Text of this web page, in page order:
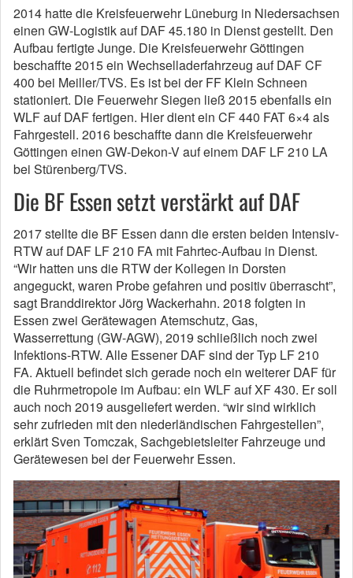
2014 hatte die Kreisfeuerwehr Lüneburg in Niedersachsen
einen GW-Logistik auf DAF 45.180 in Dienst gestellt. Den
Aufbau fertigte Junge. Die Kreisfeuerwehr Göttingen
beschaffte 2015 ein Wechselladerfahrzeug auf DAF CF
400 bei Meiller/TVS. Es ist bei der FF Klein Schneen
stationiert. Die Feuerwehr Siegen ließ 2015 ebenfalls ein
WLF auf DAF fertigen. Hier dient ein CF 440 FAT 6×4 als
Fahrgestell. 2016 beschaffte dann die Kreisfeuerwehr
Göttingen einen GW-Dekon-V auf einem DAF LF 210 LA
bei Stürenberg/TVS.
Die BF Essen setzt verstärkt auf DAF
2017 stellte die BF Essen dann die ersten beiden Intensiv-
RTW auf DAF LF 210 FA mit Fahrtec-Aufbau in Dienst.
“Wir hatten uns die RTW der Kollegen in Dorsten
angeguckt, waren Probe gefahren und positiv überrascht”,
sagt Branddirektor Jörg Wackerhahn. 2018 folgten in
Essen zwei Gerätewagen Atemschutz, Gas,
Wasserrettung (GW-AGW), 2019 schließlich noch zwei
Infektions-RTW. Alle Essener DAF sind der Typ LF 210
FA. Aktuell befindet sich gerade noch ein weiterer DAF für
die Ruhrmetropole im Aufbau: ein WLF auf XF 430. Er soll
auch noch 2019 ausgeliefert werden. “wir sind wirklich
sehr zufrieden mit den niederländischen Fahrgestellen”,
erklärt Sven Tomczak, Sachgebietsleiter Fahrzeuge und
Gerätewesen bei der Feuerwehr Essen.